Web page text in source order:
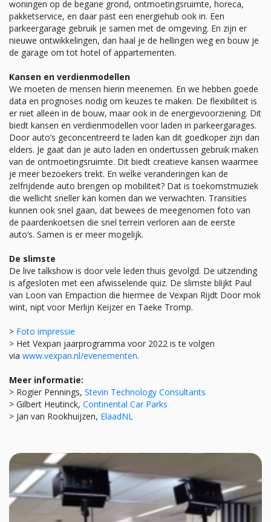
woningen op de begane grond, ontmoetingsruimte, horeca,
pakketservice, en daar past een energiehub ook in. Een
parkeergarage gebruik je samen met de omgeving. En zijn er
nieuwe ontwikkelingen, dan haal je de hellingen weg en bouw je
de garage om tot hotel of appartementen.
Kansen en verdienmodellen
We moeten de mensen hierin meenemen. En we hebben goede
data en prognoses nodig om keuzes te maken. De flexibiliteit is
er niet alleen in de bouw, maar ook in de energievoorziening. Dit
biedt kansen en verdienmodellen voor laden in parkeergarages.
Door auto’s geconcentreerd te laden kan dit goedkoper zijn dan
elders. Je gaat dan je auto laden en ondertussen gebruik maken
van de ontmoetingsruimte. Dit biedt creatieve kansen waarmee
je meer bezoekers trekt. En welke veranderingen kan de
zelfrijdende auto brengen op mobiliteit? Dat is toekomstmuziek
die wellicht sneller kan komen dan we verwachten. Transities
kunnen ook snel gaan, dat bewees de meegenomen foto van
de paardenkoetsen die snel terrein verloren aan de eerste
auto’s. Samen is er meer mogelijk.
De slimste
De live talkshow is door vele leden thuis gevolgd. De uitzending
is afgesloten met een afwisselende quiz. De slimste blijkt Paul
van Loon van Empaction die hiermee de Vexpan Rijdt Door mok
wint, nipt voor Merlijn Keijzer en Taeke Tromp.
> Foto impressie
> Het Vexpan jaarprogramma voor 2022 is te volgen
via www.vexpan.nl/evenementen.
Meer informatie:
> Rogier Pennings, Stevin Technology Consultants
> Gilbert Heutinck, Continental Car Parks
> Jan van Rookhuijzen, ElaadNL